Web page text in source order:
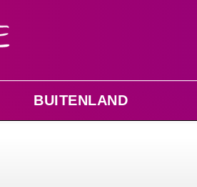
BUITENLAND